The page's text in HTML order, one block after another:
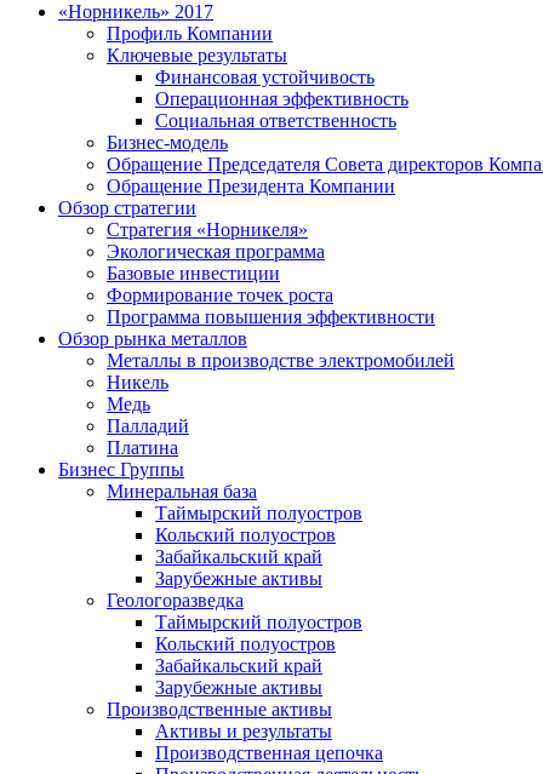
«Норникель» 2017
Профиль Компании
Ключевые результаты
Финансовая устойчивость
Операционная эффективность
Социальная ответственность
Бизнес-модель
Обращение Председателя Совета директоров
Обращение Президента Компании
Обзор стратегии
Стратегия «Норникеля»
Экологическая программа
Базовые инвестиции
Формирование точек роста
Программа повышения эффективности
Обзор рынка металлов
Металлы в производстве электромобилей
Никель
Медь
Палладий
Платина
Бизнес Группы
Минеральная база
Таймырский полуостров
Кольский полуостров
Забайкальский край
Зарубежные активы
Геологоразведка
Таймырский полуостров
Кольский полуостров
Забайкальский край
Зарубежные активы
Производственные активы
Активы и результаты
Производственная цепочка